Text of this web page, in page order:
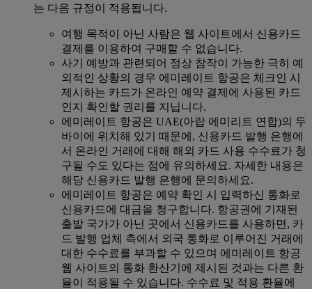
는 다음 규정이 적용됩니다.
여행 목적이 아닌 사람은 웹 사이트에서 신용카드
결제를 이용하여 구매할 수 없습니다.
사기 예방과 관련되어 정상 참작이 가능한 극히 예
외적인 상황의 경우 에미레이트 항공은 체크인 시
제시하는 카드가 온라인 예약 결제에 사용된 카드
인지 확인할 권리를 지닙니다.
에미레이트 항공은 UAE(아랍 에미리트 연합)의 두
바이에 위치해 있기 때문에, 신용카드 발행 은행에
서 온라인 거래에 대해 해외 카드 사용 수수료가 청
구될 수도 있다는 점에 유의하세요. 자세한 내용은
해당 신용카드 발행 은행에 문의하세요.
에미레이트 항공은 예약 확인 시 입력하신 통화로
신용카드에 대금을 청구합니다. 항공권에 기재된
출발 국가가 아닌 곳에서 신용카드를 사용하면, 카
드 발행 업체 측에서 외국 통화로 이루어진 거래에
대한 수수료를 부과할 수 있으며 에미레이트 항공
웹 사이트의 통화 환산기에 제시된 것과는 다른 환
율이 적용될 수 있습니다. 수수료 및 적용 환율에